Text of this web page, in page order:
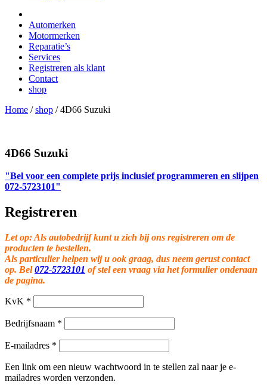
Automerken
Motormerken
Reparatie’s
Services
Registreren als klant
Contact
shop
Home /shop /4D66 Suzuki
4D66 Suzuki
"Bel voor een complete prijs inclusief programmeren en slijpen
072-5723101"
Registreren
Let op: Als autobedrijf kunt u zich bij ons registreren om de
producten te bestellen.
Als particulier helpen wij u ook graag, dus neem gerust contact
op. Bel072-5723101 of stel een vraag via het formulier onderaan
de pagina.
KvK *
Bedrijfsnaam *
E-mailadres *
Een link om een nieuw wachtwoord in te stellen zal naar je e-
mailadres worden verzonden.